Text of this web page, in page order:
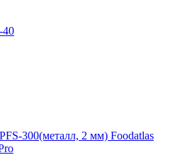
40
300(металл, 2 мм) Foodatlas